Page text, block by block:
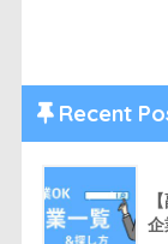
Recent
企